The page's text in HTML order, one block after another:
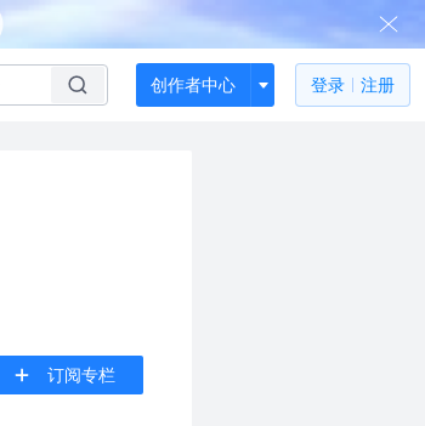
创作者中心 登录 注册
订阅专栏